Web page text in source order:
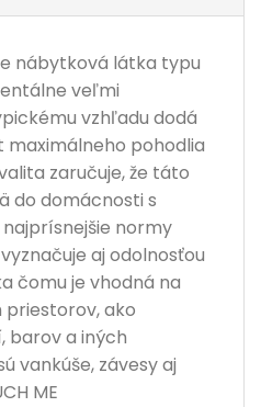
nábytková látka typu
veľmi
vzhľadu dodá
pohodlia
zaručuje, že táto
do domácnosti s
normy
aj odolnosťou
čomu je vhodná na
priestorov, ako
barov a iných
vankúše, závesy aj
ME